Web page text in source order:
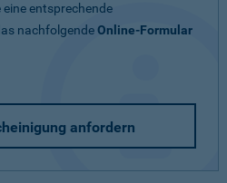
eine entsprechende
nachfolgendeOnline-Formular
anfordern